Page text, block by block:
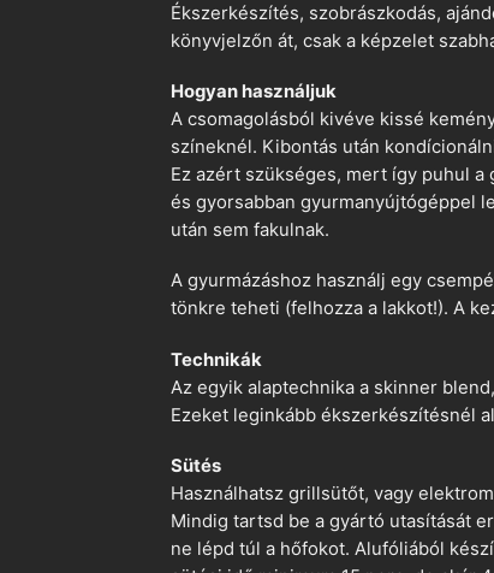
Ékszerkészítés, szobrászkodás,
könyvjelzőn át, csak a képzelet
Hogyan használjuk
A csomagolásból kivéve kissé
színeknél. Kibontás után
Ez azért szükséges, mert így puhul
és gyorsabban gyurmanyújtógéppel
után sem fakulnak.
A gyurmázáshoz használj egy
tönkre teheti (felhozza a lakkot!). A
Technikák
Az egyik alaptechnika a skinner
Ezeket leginkább ékszerkészítésnél
Sütés
Használhatsz grillsütőt, vagy
Mindig tartsd be a gyártó utasítását
ne lépd túl a hőfokot. Alufóliából